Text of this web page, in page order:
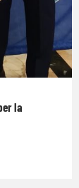
la